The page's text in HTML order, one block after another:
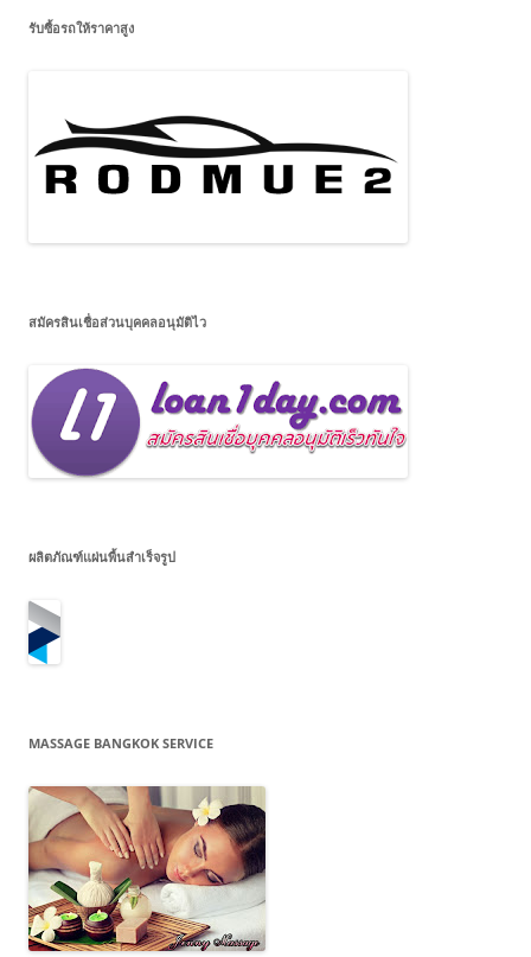
รับซื้อรถให้ราคาสูง
สมัครสินเชื่อส่วนบุคคลอนุมัติไว
ผลิตภัณฑ์แผ่นพื้นสำเร็จรูป
MASSAGE BANGKOK SERVICE